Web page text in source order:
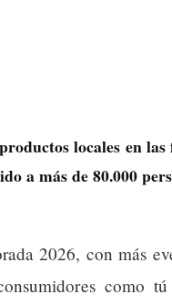
locales en las
a más de 80.000
2026, con más
como tú